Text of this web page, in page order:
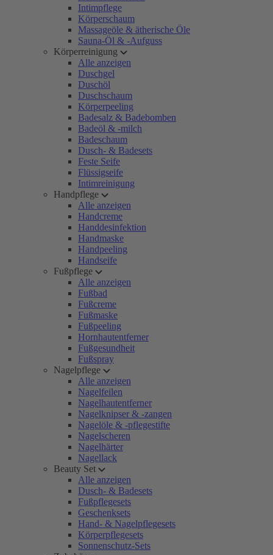
Intimpflege
Körperschaum
Massageöle & ätherische Öle
Sauna-Öl & -Aufguss
Körperreinigung
Alle anzeigen
Duschgel
Duschöl
Duschschaum
Körperpeeling
Badesalz & Badebomben
Badeöl & -milch
Badeschaum
Dusch- & Badesets
Feste Seife
Flüssigseife
Intimreinigung
Handpflege
Alle anzeigen
Handcreme
Handdesinfektion
Handmaske
Handpeeling
Handseife
Fußpflege
Alle anzeigen
Fußbad
Fußcreme
Fußmaske
Fußpeeling
Hornhautentferner
Fußgesundheit
Fußspray
Nagelpflege
Alle anzeigen
Nagelfeilen
Nagelhautentferner
Nagelknipser & -zangen
Nagelöle & -pflegestifte
Nagelscheren
Nagelhärter
Nagellack
Beauty Set
Alle anzeigen
Dusch- & Badesets
Fußpflegesets
Geschenksets
Hand- & Nagelpflegesets
Körperpflegesets
Sonnenschutz-Sets